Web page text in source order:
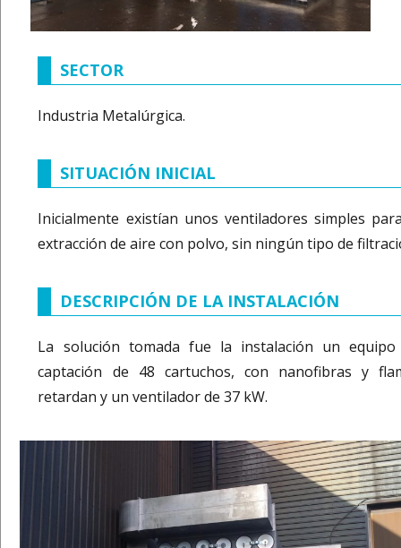
SECTOR
Industria Metalúrgica.
SITUACIÓN INICIAL
Inicialmente existían unos ventiladores simples
extracción de aire con polvo, sin ningún tipo de
DESCRIPCIÓN DE LA INSTALACIÓN
La solución tomada fue la instalación un equipo
captación de 48 cartuchos, con nanofibras y
retardan y un ventilador de 37 kW.